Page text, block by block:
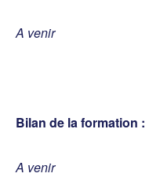
A venir
Bilan de la formation :
A venir